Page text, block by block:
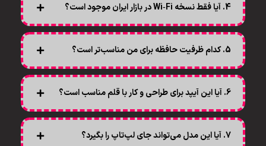
4. آیا فقط نسخه Wi‑Fi در بازار ایران موجود است؟
5. کدام ظرفیت حافظه برای من مناسب‌تر است؟
6. آیا این آیپد برای طراحی و کار با قلم مناسب است؟
7. آیا این مدل می‌تواند جای لپ‌تاپ را بگیرد؟